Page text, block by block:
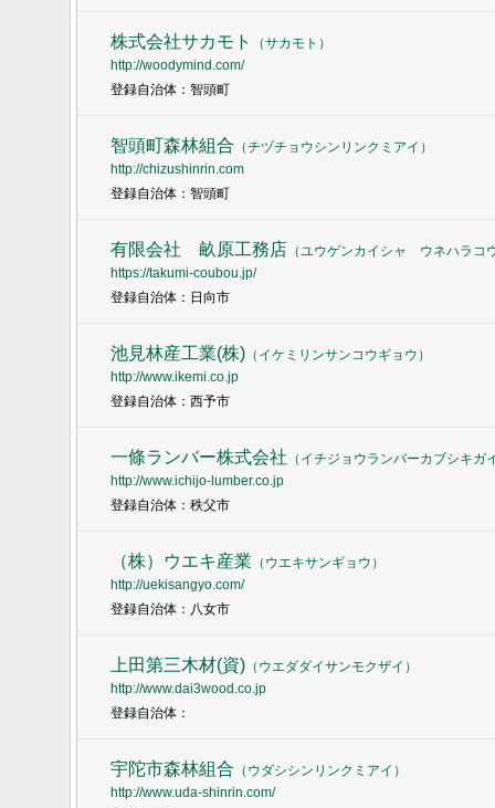
株式会社サカモト （サカモト ）
http://woodymind.com/
登録自治体：智頭町
智頭町森林組合 （チヅチョウシンリンクミアイ ）
http://chizushinrin.com
登録自治体：智頭町
有限会社 畝原工務店 （ユウゲンカイシャ ウネハラコ
https://takumi-coubou.jp/
登録自治体：日向市
池見林産工業(株)（ イケミリンサンコウギョウ ）
http://www.ikemi.co.jp
登録自治体：西予市
一條ランバー株式会社 （ イチジョウランバーカブシキガ
http://www.ichijo-lumber.co.jp
登録自治体：秩父市
（株）ウエキ産業 （ ウエキサンギョウ ）
http://uekisangyo.com/
登録自治体：八女市
上田第三木材(資)（ ウエダダイサンモクザイ ）
http://www.dai3wood.co.jp
登録自治体：
宇陀市森林組合 （ ウダシシンリンクミアイ ）
http://www.uda-shinrin.com/